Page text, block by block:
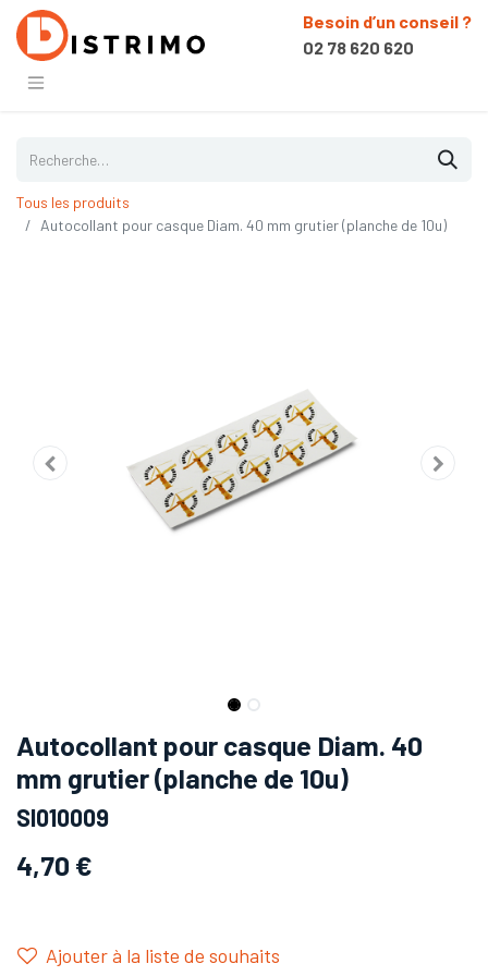
Besoin d’un conseil ?
02 78 620 620
Tous les produits
Autocollant pour casque Diam. 40 mm grutier (planche de 10u)
Autocollant pour casque Diam. 40
mm grutier (planche de 10u)
SI010009
4,70 €
Ajouter à la liste de souhaits